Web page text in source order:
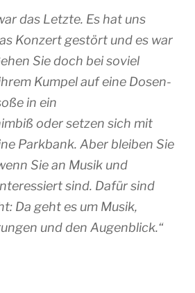
das Letzte. Es hat uns
Konzert gestört und es war
Sie doch bei soviel
Kumpel auf eine Dosen-
in ein
oder setzen sich mit
Parkbank. Aber bleiben Sie
Sie an Musik und
sind. Dafür sind
Da geht es um Musik,
und den Augenblick.“